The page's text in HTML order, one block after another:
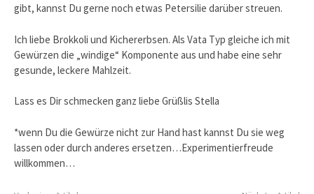
gibt, kannst Du gerne noch etwas Petersilie darüber streuen.
Ich liebe Brokkoli und Kichererbsen. Als Vata Typ gleiche ich mit
Gewürzen die „windige“ Komponente aus und habe eine sehr
gesunde, leckere Mahlzeit.
Lass es Dir schmecken ganz liebe Grüßlis Stella
*wenn Du die Gewürze nicht zur Hand hast kannst Du sie weg
lassen oder durch anderes ersetzen…Experimentierfreude
willkommen…